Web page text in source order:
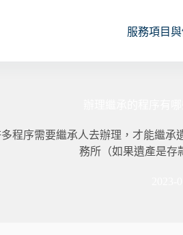
服務項目
程序需要繼承人去辦理，才能繼
務所（如果遺產是存